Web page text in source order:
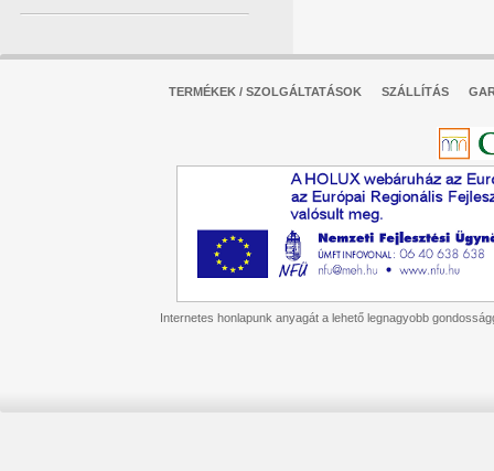
TERMÉKEK / SZOLGÁLTATÁSOK SZÁLLÍTÁS
Internetes honlapunk anyagát a lehető legnagyobb